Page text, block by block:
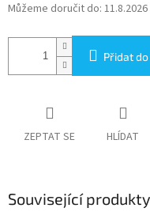
Můžeme doručit do: 11.8.2026
Přidat
ZEPTAT SE HLÍDAT
Související produkty